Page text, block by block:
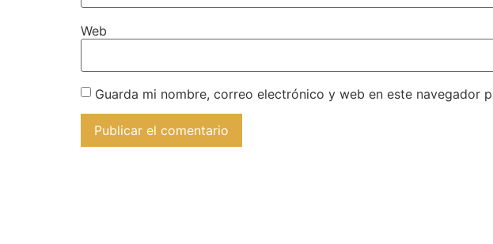
Web
Guarda mi nombre, correo electrónico y web en este navegador